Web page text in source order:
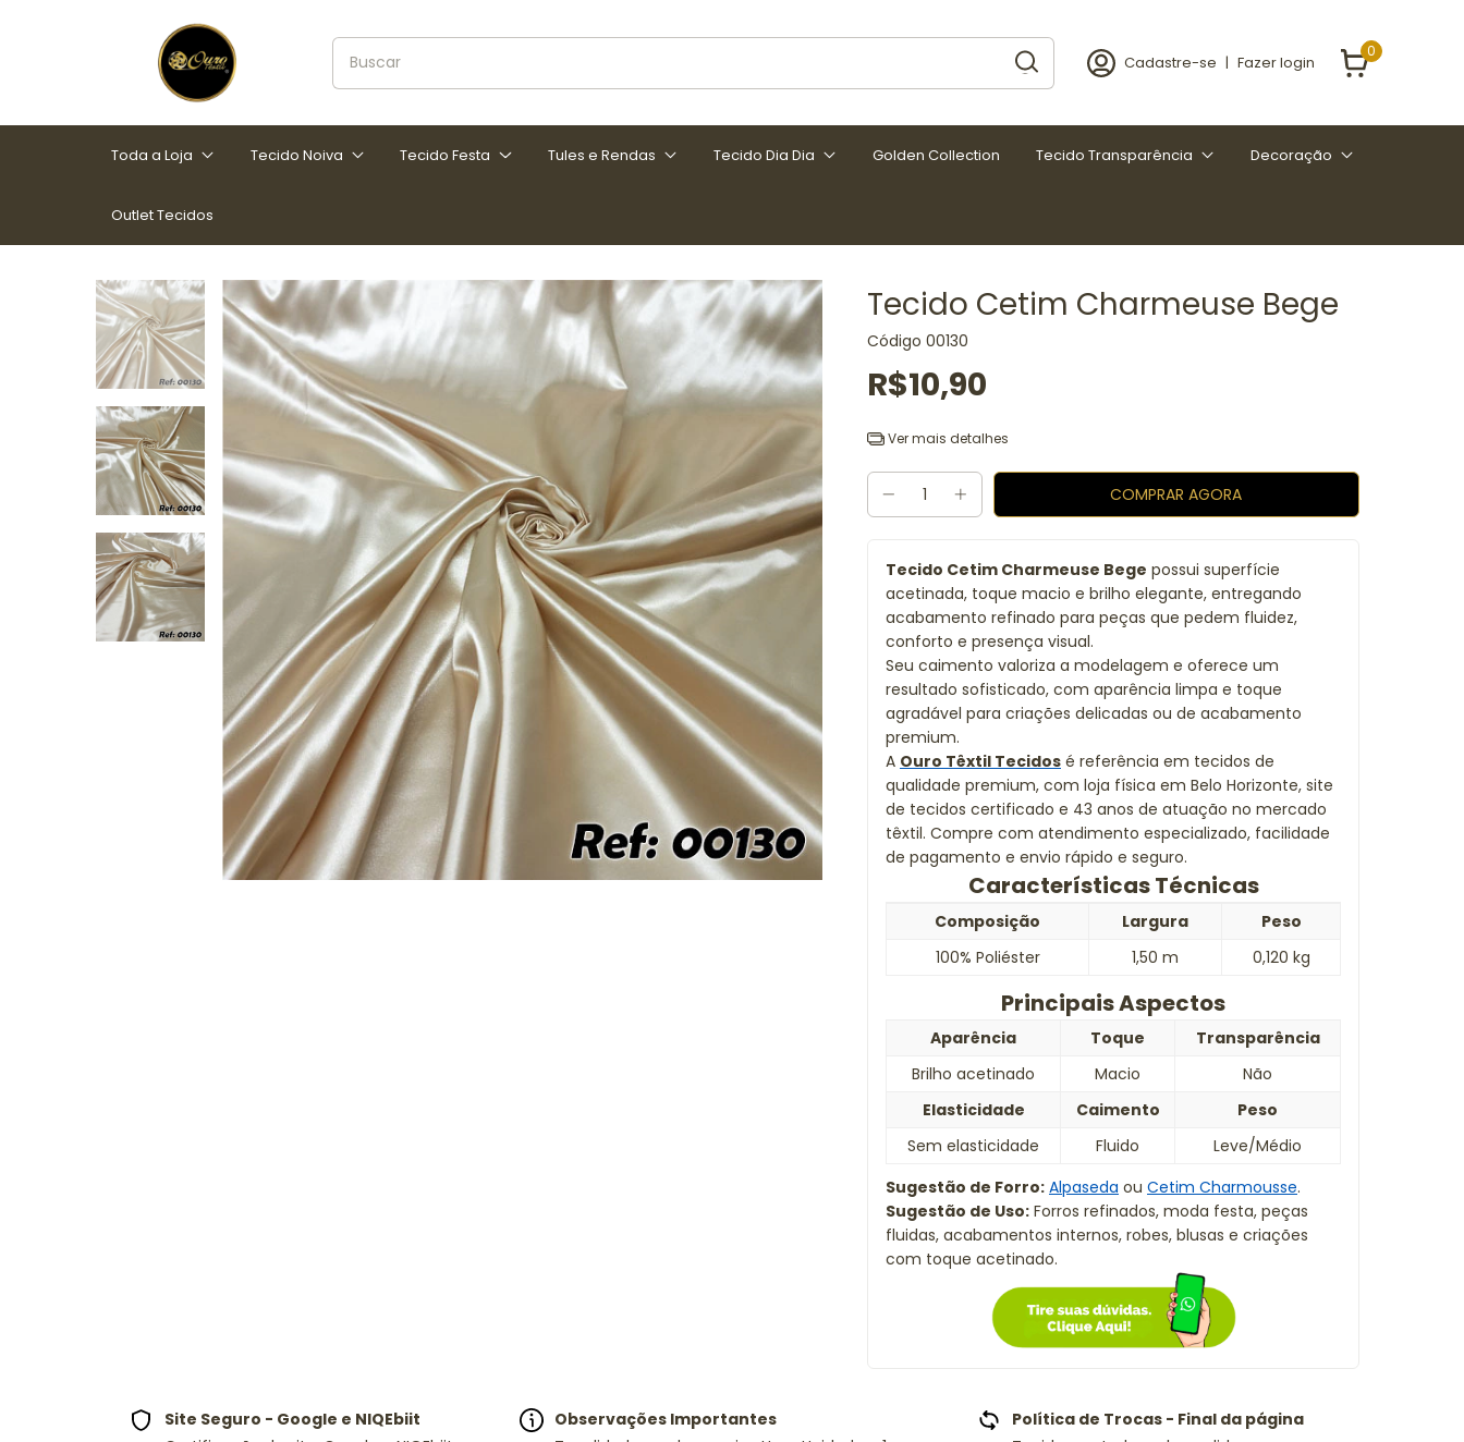
Cadastre-se | Fazer login
0
Toda a Loja Tecido Noiva Tecido Festa Tules e Rendas Tecido Dia Dia Golden Collection Tecido Transparência Decoração
Outlet Tecidos
Tecido Cetim Charmeuse Bege
Código 00130
R$10,90
Ver mais detalhes
Tecido Cetim Charmeuse Bege possui superfície
acetinada, toque macio e brilho elegante, entregando
acabamento refinado para peças que pedem fluidez,
conforto e presença visual.
Seu caimento valoriza a modelagem e oferece um
resultado sofisticado, com aparência limpa e toque
agradável para criações delicadas ou de acabamento
premium.
A Ouro Têxtil Tecidos é referência em tecidos de
qualidade premium, com loja física em Belo Horizonte, site
de tecidos certificado e 43 anos de atuação no mercado
têxtil. Compre com atendimento especializado, facilidade
de pagamento e envio rápido e seguro.
Características Técnicas
Composição Largura
Peso
100% Poliéster
1,50 m 0,120 kg
Principais Aspectos
Aparência Toque
Transparência
Brilho acetinado
Macio
Não
Elasticidade
Caimento
Peso
Sem elasticidade
Fluido
Leve/Médio
Sugestão de Forro: Alpaseda ou Cetim Charmousse.
Sugestão de Uso: Forros refinados, moda festa, peças
fluidas, acabamentos internos, robes, blusas e criações
com toque acetinado.
Site Seguro - Google e NIQEbiit
Observações Importantes
Política de Trocas - Final da página